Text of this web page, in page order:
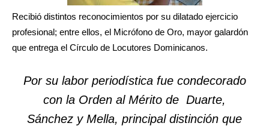
Recibió distintos reconocimientos por su dilatado ejercicio
profesional; entre ellos, el Micrófono de Oro, mayor galardón
que entrega el Círculo de Locutores Dominicanos.
Por su labor periodística fue condecorado
con la Orden al Mérito de Duarte,
Sánchez y Mella, principal distinción que